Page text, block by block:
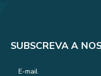
SUBSCREVA A